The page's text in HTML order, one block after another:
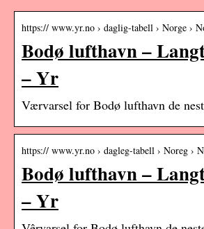
https:// www.yr.no › daglig-tabell › Norge ›
Bodø lufthavn –
– Yr
Værvarsel for Bodø lufthavn de
https:// www.yr.no › dagleg-tabell › Noreg ›
Bodø lufthavn –
– Yr